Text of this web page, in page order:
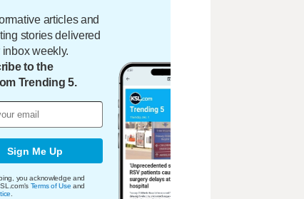
articles and
stories delivered
inbox weekly.
to the
Trending 5.
Sign Me Up
you acknowledge and
Terms of Use and